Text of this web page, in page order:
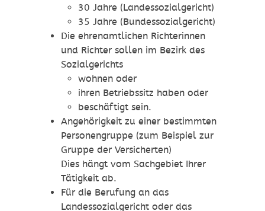
30 Jahre (Landessozialgericht)
35 Jahre (Bundessozialgericht)
Die ehrenamtlichen Richterinnen
und Richter sollen im Bezirk des
Sozialgerichts
wohnen oder
ihren Betriebssitz haben oder
beschäftigt sein.
Angehörigkeit zu einer bestimmten
Personengruppe (zum Beispiel zur
Gruppe der Versicherten)
Dies hängt vom Sachgebiet Ihrer
Tätigkeit ab.
Für die Berufung an das
Landessozialgericht oder das